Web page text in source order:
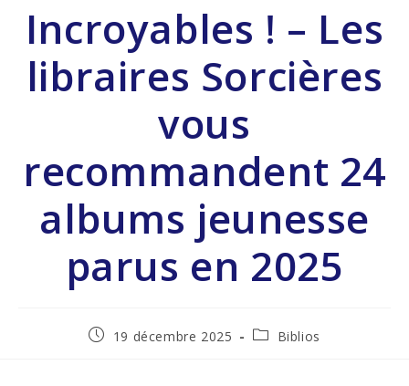
Incroyables ! – Les
libraires Sorcières
vous
recommandent 24
albums jeunesse
parus en 2025
19 décembre 2025 Biblios